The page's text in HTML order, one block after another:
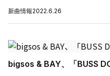
新曲情報2022.6.26
bigsos & BAY、「BUSS